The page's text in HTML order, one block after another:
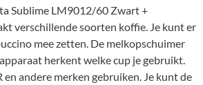
Sublime LM9012/60 Zwart +
verschillende soorten koffie. Je kunt er
mee zetten. De melkopschuimer
herkent welke cup je gebruikt.
en andere merken gebruiken. Je kunt de